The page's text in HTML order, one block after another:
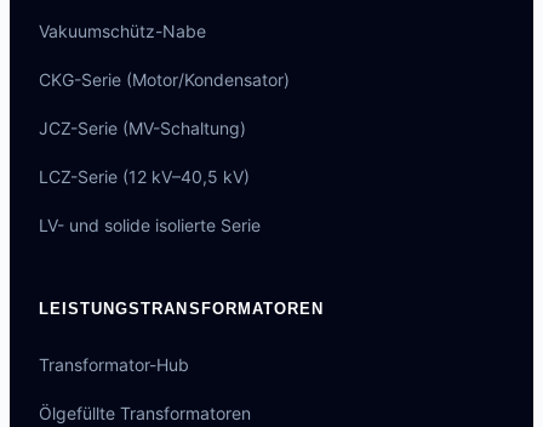
Vakuumschütz-Nabe
CKG-Serie (Motor/Kondensator)
JCZ-Serie (MV-Schaltung)
LCZ-Serie (12 kV–40,5 kV)
LV- und solide isolierte Serie
LEISTUNGSTRANSFORMATOREN
Transformator-Hub
Ölgefüllte Transformatoren